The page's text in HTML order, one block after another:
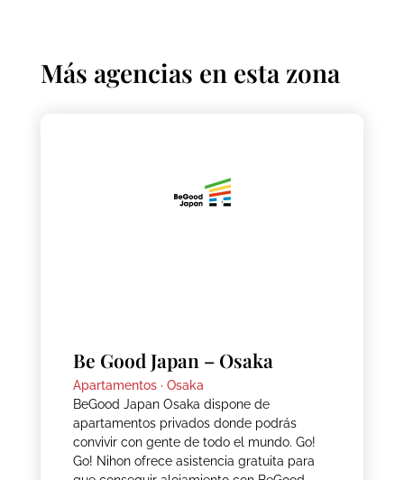
Más agencias en esta zona
Be Good Japan – Osaka
Apartamentos · Osaka
BeGood Japan Osaka dispone de
apartamentos privados donde podrás
convivir con gente de todo el mundo. Go!
Go! Nihon ofrece asistencia gratuita para